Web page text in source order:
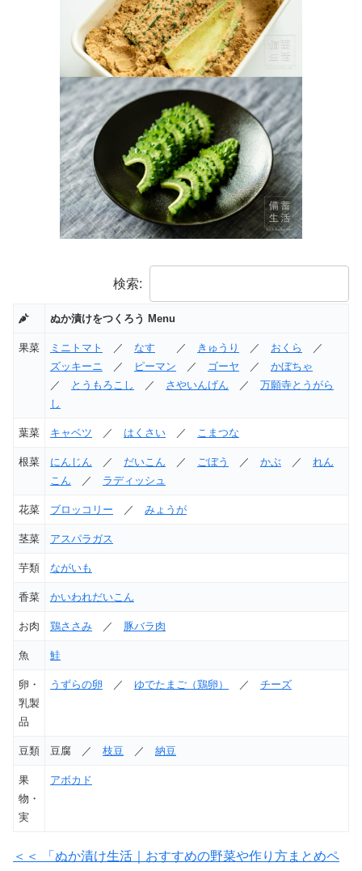
検索:
ぬか漬けをつくろう Menu
果菜 ミニトマト ／ なす ／ きゅうり ／ おくら
／
ズッキーニ ／ ピーマン ／ ゴーヤ ／ かぼちゃ
／
とうもろこし ／ さやいんげん ／ 万願寺とうがら
し
葉菜 キャベツ ／ はくさい ／ こまつな
根菜 にんじん ／ だいこん ／ ごぼう ／ かぶ ／ れん
こん ／ ラディッシュ
花菜 ブロッコリー ／ みょうが
茎菜 アスパラガス
芋類 ながいも
香菜 かいわれだいこん
お肉 鶏ささみ ／ 豚バラ肉
魚 鮭
卵・
乳製
品
うずらの卵 ／ ゆでたまご（鶏卵） ／ チーズ
豆類 豆腐 ／ 枝豆 ／ 納豆
果
物・
実
アボカド
＜＜ 「ぬか漬け生活｜おすすめの野菜や作り方まとめペ